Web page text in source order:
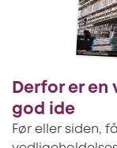
Derfor er
god ide
Før eller siden,